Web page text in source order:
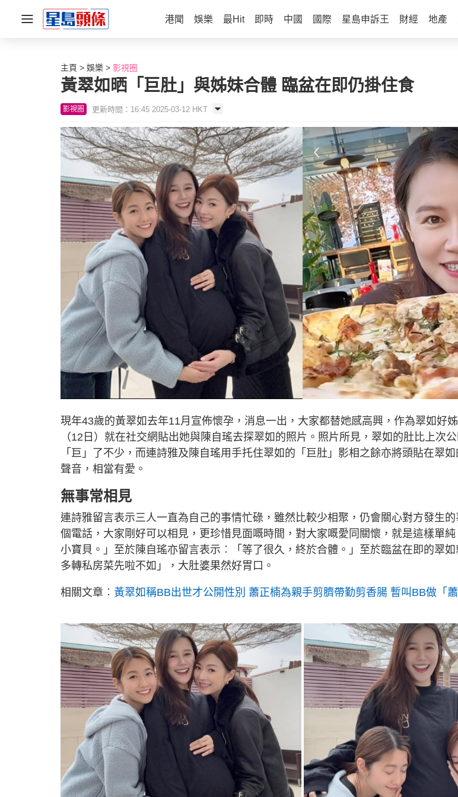
港聞 娛樂 最Hit 即時 中國 國際 星島申訴王 財經 地產
主頁 娛樂 影視圈
黃翠如晒「巨肚」與姊妹合體 臨盆在即仍掛住食
影視圈 更新時間：16:45 2025-03-12 HKT
現年43歲的黃翠如去年11月宣佈懷孕，消息一出，大家都替她感高興，作為翠如好
（12日）就在社交網貼出她與陳自瑤去探翠如的照片。照片所見，翠如的肚比上次
「巨」了不少，而連詩雅及陳自瑤用手托住翠如的「巨肚」影相之餘亦將頭貼在翠
聲音，相當有愛。
無事常相見
連詩雅留言表示三人一直為自己的事情忙碌，雖然比較少相聚，仍會關心對方發生
個電話，大家剛好可以相見，更珍惜見面嘅時間，對大家嘅愛同關懷，就是這樣單
小寶貝。」至於陳自瑤亦留言表示︰「等了很久，終於合體。」至於臨盆在即的翠
多轉私房菜先啦不如」，大肚婆果然好胃口。
相關文章︰ 黃翠如稱BB出世才公開性別 蕭正楠為親手剪臍帶勤剪香腸 暫叫BB做「蕭